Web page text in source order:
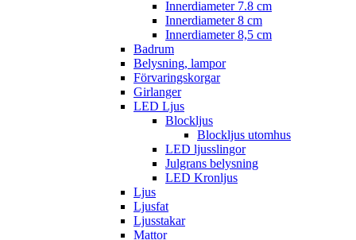
Innerdiameter 7.8 cm
Innerdiameter 8 cm
Innerdiameter 8,5 cm
Badrum
Belysning, lampor
Förvaringskorgar
Girlanger
LED Ljus
Blockljus
Blockljus utomhus
LED ljusslingor
Julgrans belysning
LED Kronljus
Ljus
Ljusfat
Ljusstakar
Mattor